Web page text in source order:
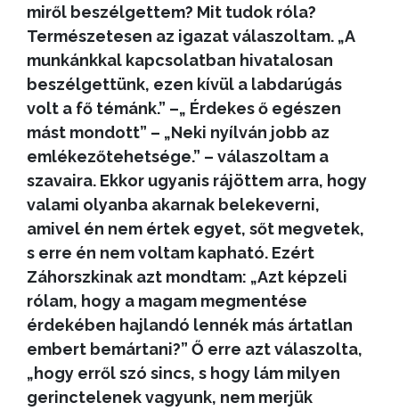
miről beszélgettem? Mit tudok róla?
Természetesen az igazat válaszoltam. „A
munkánkkal kapcsolatban hivatalosan
beszélgettünk, ezen kívül a labdarúgás
volt a fő témánk.” –„ Érdekes ő egészen
mást mondott” – „Neki nyílván jobb az
emlékezőtehetsége.” – válaszoltam a
szavaira. Ekkor ugyanis rájöttem arra, hogy
valami olyanba akarnak belekeverni,
amivel én nem értek egyet, sőt megvetek,
s erre én nem voltam kapható. Ezért
Záhorszkinak azt mondtam: „Azt képzeli
rólam, hogy a magam megmentése
érdekében hajlandó lennék más ártatlan
embert bemártani?” Ő erre azt válaszolta,
„hogy erről szó sincs, s hogy lám milyen
gerinctelenek vagyunk, nem merjük